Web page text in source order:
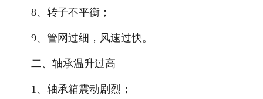
8、转子不平衡；
9、管网过细，风速过快。
二、轴承温升过高
1、轴承箱震动剧烈；